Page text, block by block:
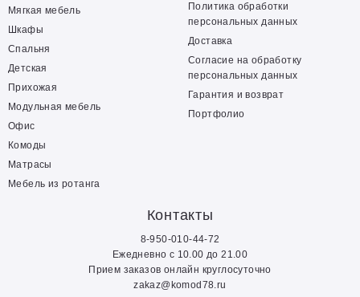
Мягкая мебель
Шкафы
Спальня
Детская
Прихожая
Модульная мебель
Офис
Комоды
Матрасы
Мебель из ротанга
Политика обработки
персональных данных
Доставка
Согласие на обработку
персональных данных
Гарантия и возврат
Портфолио
Контакты
8-950-010-44-72
Ежедневно с 10.00 до 21.00
Прием заказов онлайн круглосуточно
zakaz@komod78.ru